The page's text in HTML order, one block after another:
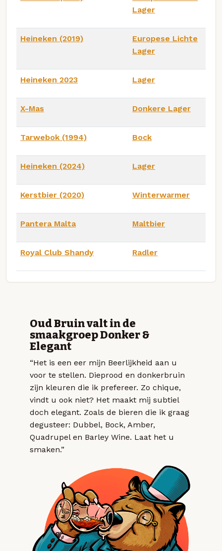
Lager
Heineken (2019)
Europese Lichte
Lager
Heineken 2023 Lager
X-Mas Donkere Lager
Tarwebok (1994) Bock
Heineken (2024) Lager
Kerstbier (2020) Winterwarmer
Pantera Malta Maltbier
Royal Club Shandy Radler
Oud Bruin valt in de
smaakgroep Donker &
Elegant
“Het is een eer mijn Beerlijkheid aan u
voor te stellen. Dieprood en donkerbruin
zijn kleuren die ik prefereer. Zo chique,
vindt u ook niet? Het maakt mij subtiel
doch elegant. Zoals de bieren die ik graag
degusteer: Dubbel, Bock, Amber,
Quadrupel en Barley Wine. Laat het u
smaken.”